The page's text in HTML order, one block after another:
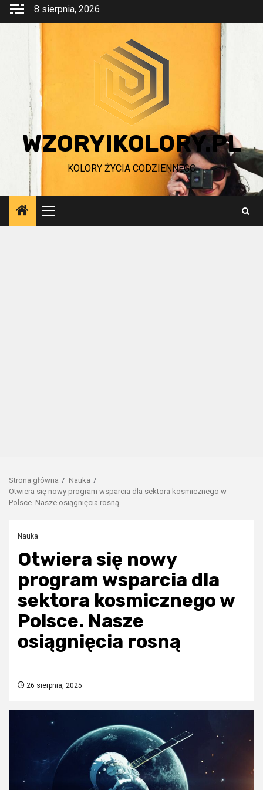
Przejdź
8 sierpnia, 2026
WZORYIKOLORY.PL
KOLORY ŻYCIA CODZIENNEGO
Menu
główne
Strona główna
Nauka
Otwiera się nowy program wsparcia dla sektora kosmicznego w
Polsce. Nasze osiągnięcia rosną
Nauka
Otwiera się nowy
program wsparcia dla
sektora kosmicznego w
Polsce. Nasze
osiągnięcia rosną
26 sierpnia, 2025